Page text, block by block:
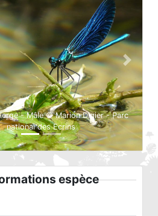
- Mâle © Marion Digier - Parc
national des Ecrins
Next
espèce